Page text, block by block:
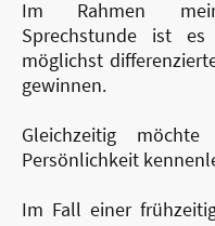
Im Rahmen
Sprechstunde ist
möglichst
gewinnen.
Gleichzeitig
Persönlichkeit
Im Fall einer